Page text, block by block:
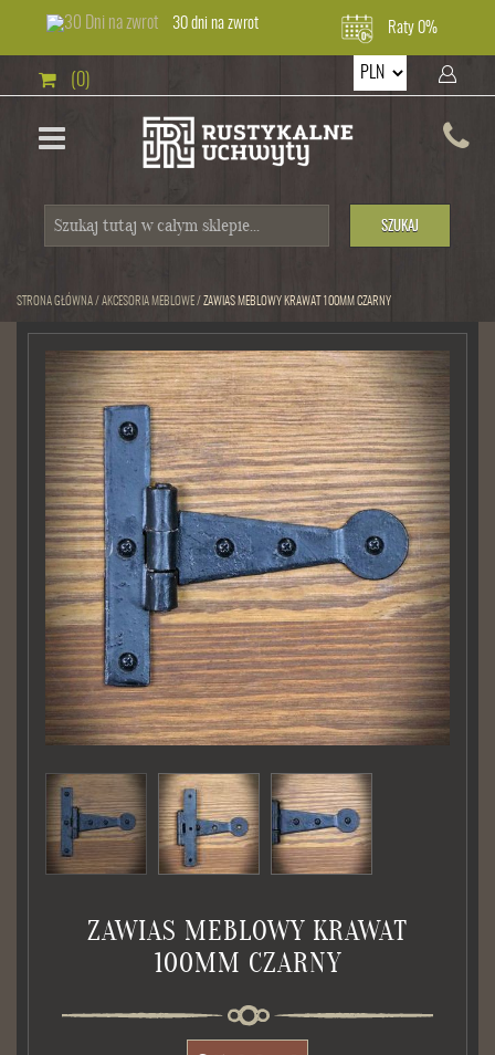
30 dni na zwrot Raty 0%
(0)
SZUKAJ
STRONA GŁÓWNA/ AKCESORIA MEBLOWE/ ZAWIAS MEBLOWY KRAWAT 100MM CZARNY
ZAWIAS MEBLOWY KRAWAT
100MM CZARNY